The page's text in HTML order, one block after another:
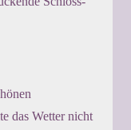
das Wetter nicht